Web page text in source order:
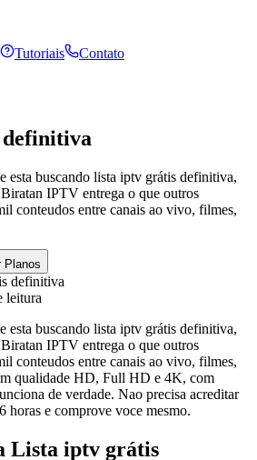
Tutoriais Contato
esta buscando lista iptv grátis definitiva,
IPTV entrega o que outros
conteudos entre canais ao vivo, filmes,
Planos
definitiva
leitura
esta buscando lista iptv grátis definitiva,
IPTV entrega o que outros
conteudos entre canais ao vivo, filmes,
qualidade HD, Full HD e 4K, com
de verdade. Nao precisa acreditar
horas e comprove voce mesmo.
Lista iptv grátis